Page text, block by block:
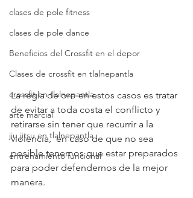
clases de pole fitness
clases de pole dance
Beneficios del Crossfit en el depor
Clases de crossfit en tlalnepantla
crossfit en tlalnepantla
arte marcial
jiu jitsu en tlalnepantla
entrenamiento funcional
La regla de oro en estos casos es tratar
de evitar a toda costa el conflicto y
retirarse sin tener que recurrir a la
violencia,  en caso de que no sea
posible tenemos que estar preparados
para poder defendernos de la mejor
manera.